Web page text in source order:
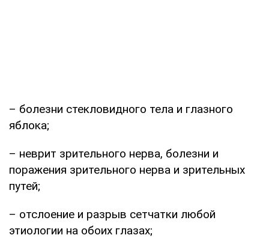
– болезни стекловидного тела и глазного
яблока;
– неврит зрительного нерва, болезни и
поражения зрительного нерва и зрительных
путей;
– отслоение и разрыв сетчатки любой
этиологии на обоих глазах;